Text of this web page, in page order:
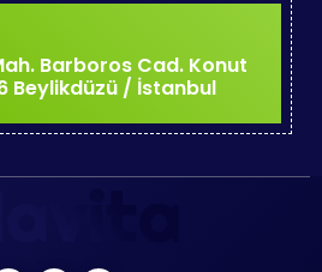
Barboros Cad. Konut
Beylikdüzü / İstanbul